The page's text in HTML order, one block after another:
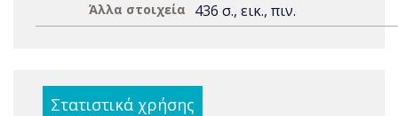
Άλλα στοιχεία 436 σ., εικ., πιν.
Στατιστικά χρήσης